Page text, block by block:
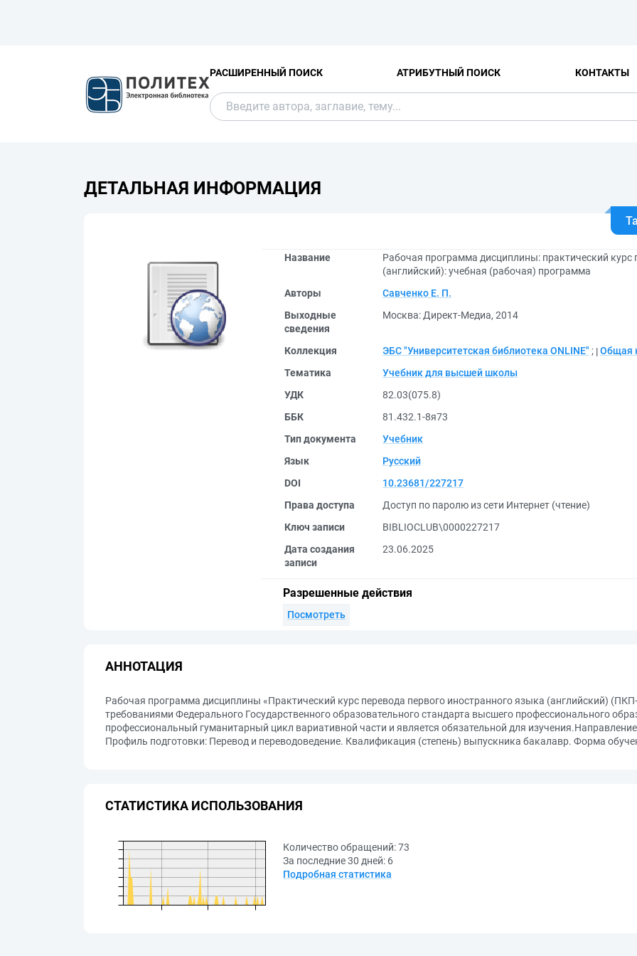
РАСШИРЕННЫЙ ПОИСК АТРИБУТНЫЙ ПОИСК КОНТАКТЫ
ДЕТАЛЬНАЯ ИНФОРМАЦИЯ
Название
Рабочая программа дисциплины: практический курс
(английский): учебная (рабочая) программа
Авторы
Савченко Е. П.
Выходные
сведения
Москва: Директ-Медиа, 2014
Коллекция ЭБС "Университетская библиотека ONLINE" ; Общая
Тематика
Учебник для высшей школы
УДК
82.03(075.8)
ББК
81.432.1-8я73
Тип документа
Учебник
Язык
Русский
DOI
10.23681/227217
Права доступа
Доступ по паролю из сети Интернет (чтение)
Ключ записи
BIBLIOCLUB\0000227217
Дата создания
записи
23.06.2025
Разрешенные действия
Посмотреть
АННОТАЦИЯ
Рабочая программа дисциплины «Практический курс перевода первого иностранного языка (английский) (ПКП-
требованиями Федерального Государственного образовательного стандарта высшего профессионального
профессиональный гуманитарный цикл вариативной части и является обязательной для
Профиль подготовки: Перевод и переводоведение. Квалификация (степень) выпускника бакалавр. Форма
СТАТИСТИКА ИСПОЛЬЗОВАНИЯ
Количество обращений:73
За последние 30 дней: 6
Подробная статистика